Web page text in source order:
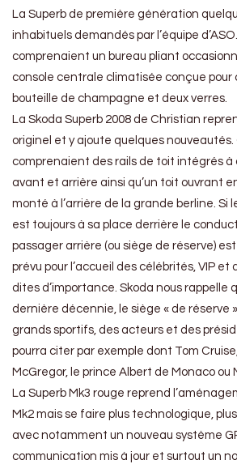
La Superb de première génération
inhabituels demandés par l’équipe
comprenaient un bureau pliant
console centrale climatisée conçue pour
bouteille de champagne et deux verres.
La Skoda Superb 2008 de Christian
originel et y ajoute quelques nouveautés.
comprenaient des rails de toit intégrés
avant et arrière ainsi qu’un toit ouvrant
monté à l’arrière de la grande berline. Si
est toujours à sa place derrière le
passager arrière (ou siège de réserve)
prévu pour l’accueil des célébrités, VIP et
dites d’importance. Skoda nous rappelle
dernière décennie, le siège « de réserve
grands sportifs, des acteurs et des
pourra citer par exemple dont Tom
McGregor, le prince Albert de Monaco ou
La Superb Mk3 rouge reprend
Mk2 mais se faire plus technologique,
avec notamment un nouveau système
communication mis à jour et surtout un